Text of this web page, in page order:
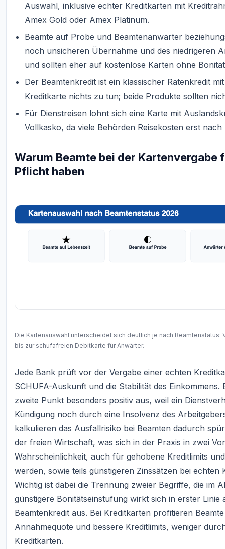
Auswahl, inklusive echter Kreditkarten mit
Amex Gold oder Amex Platinum.
Beamte auf Probe und Beamtenanwärter
noch unsicheren Übernahme und des niedrigeren
und sollten eher auf kostenlose Karten ohne
Der Beamtenkredit ist ein klassischer Ratenkredit
Kreditkarte nichts zu tun; beide Produkte sollten
Für Dienstreisen lohnt sich eine Karte mit
Vollkasko, da viele Behörden Reisekosten erst
Warum Beamte bei der Kartenvergabe
Pflicht haben
Die Kartenauswahl unterscheidet sich deutlich je nach
bis zur schufafreien Debitkarte für Anwärter.
Jede Bank prüft vor der Vergabe einer echten
SCHUFA-Auskunft und die Stabilität des
zweite Punkt besonders positiv aus, weil ein
Kündigung noch durch eine Insolvenz des
kalkulieren das Ausfallrisiko bei Beamten dadurch
der freien Wirtschaft, was sich in der Praxis in zwei
Wahrscheinlichkeit, auch für gehobene Kreditlimits
werden, sowie teils günstigeren Zinssätzen bei
Wichtig ist dabei die Trennung zweier Begriffe, die im
günstigere Bonitätseinstufung wirkt sich in erster Linie
Beamtenkredit aus. Bei Kreditkarten profitieren
Annahmequote und bessere Kreditlimits, weniger
Kreditkarten.